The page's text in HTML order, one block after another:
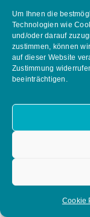
Um Ihnen die
Technologien wie
und/oder darauf
zustimmen, können
auf dieser Website
Zustimmung
beeinträchtigen.
Cookie
2008